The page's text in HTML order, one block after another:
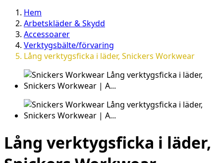
Hem
Arbetskläder & Skydd
Accessoarer
Verktygsbälte/förvaring
Lång verktygsficka i läder, Snickers Workwear
Lång verktygsficka i läder,